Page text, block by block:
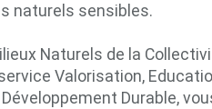
naturels sensibles.
Naturels de la
Valorisation,
Durable,